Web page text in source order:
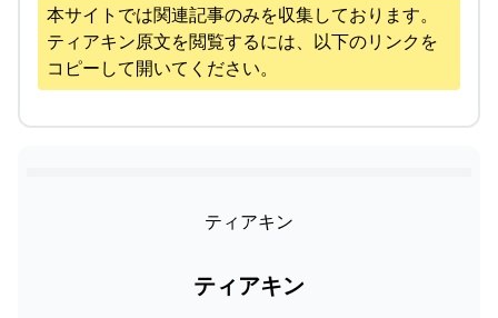
本サイトでは関連記事のみを収集しております。
ティアキン原文を閲覧するには、以下のリンクを
コピーして開いてください。
ティアキン
ティアキン